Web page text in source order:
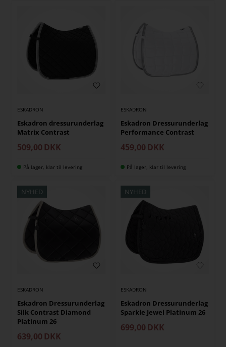
ESKADRON
Eskadron dressurunderlag
Matrix Contrast
509,00 DKK
På lager, klar til levering
ESKADRON
Eskadron Dressurunderlag
Performance Contrast
459,00 DKK
På lager, klar til levering
NYHED
ESKADRON
Eskadron Dressurunderlag
Silk Contrast Diamond
Platinum 26
639,00 DKK
NYHED
ESKADRON
Eskadron Dressurunderlag
Sparkle Jewel Platinum 26
699,00 DKK